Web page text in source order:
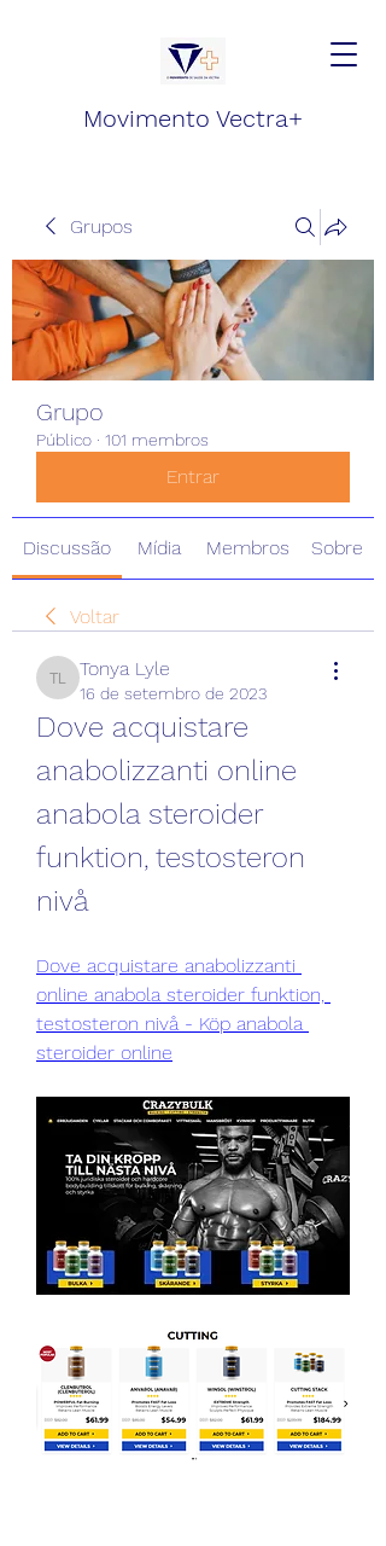
Movimento Vectra+
Grupos
Grupo
Público · 101 membros
Entrar
Discussão Mídia Membros Sobre
Voltar
Tonya Lyle
Tonya Lyle
16 de setembro de 2023
Dove acquistare
anabolizzanti online
anabola steroider
funktion, testosteron
nivå
Dove acquistare anabolizzanti
online anabola steroider funktion,
testosteron nivå - Köp anabola
steroider online